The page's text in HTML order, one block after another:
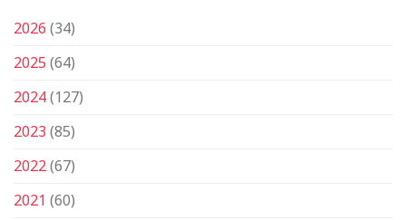
2026(34)
2025(64)
2024(127)
2023(85)
2022(67)
2021 (60)